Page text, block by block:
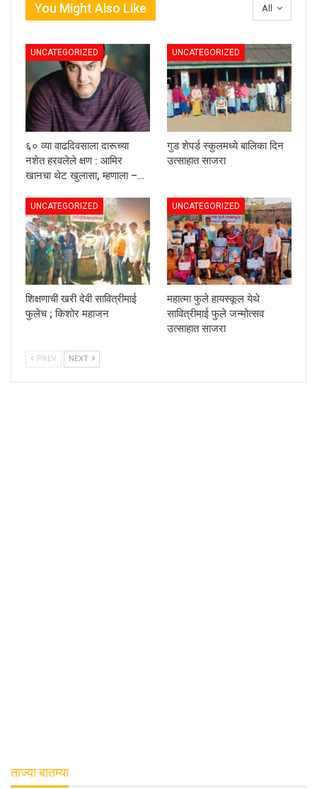
All
You Might Also Like
UNCATEGORIZED
६० व्या वाढदिवसाला दारूच्या
नशेत हरवलेले क्षण : आमिर
खानचा थेट खुलासा, म्हणाला –…
UNCATEGORIZED
गुड शेपर्ड स्कुलमध्ये बालिका दिन
उत्साहात साजरा
UNCATEGORIZED
शिक्षणाची खरी देवी सावित्रीमाई
फुलेच ; किशोर महाजन
UNCATEGORIZED
महात्मा फुले हायस्कूल येथे
सावित्रीमाई फुले जन्मोत्सव
उत्साहात साजरा
PREV NEXT
ताज्या बातम्या